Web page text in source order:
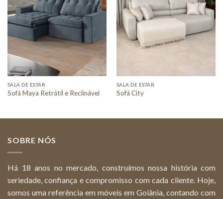
SALA DE ESTAR
Sofá Maya Retrátil e Reclinável
SALA DE ESTAR
Sofá City
SOBRE NÓS
Há 18 anos no mercado, construímos nossa história com
seriedade, confiança e compromisso com cada cliente. Hoje,
somos uma referência em móveis em Goiânia, contando com